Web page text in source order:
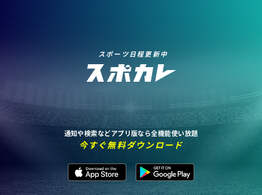
スポーツ日程更新中
通知や検索などアプリ版なら全機能使い放題
今すぐ無料ダウンロード